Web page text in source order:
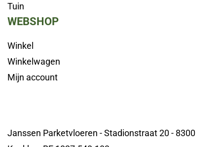
Tuin
WEBSHOP
Winkel
Winkelwagen
Mijn account
Janssen Parketvloeren - Stadionstraat 20 - 8300